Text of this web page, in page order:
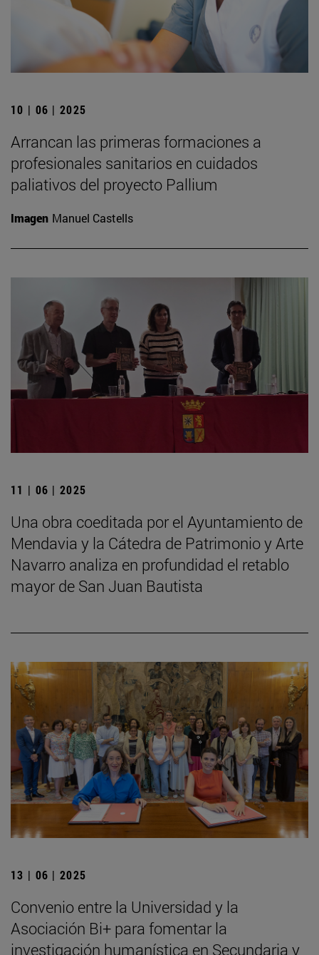
10 | 06 | 2025
Arrancan las primeras formaciones a
profesionales sanitarios en cuidados
paliativos del proyecto Pallium
Imagen Manuel Castells
11 | 06 | 2025
Una obra coeditada por el Ayuntamiento de
Mendavia y la Cátedra de Patrimonio y Arte
Navarro analiza en profundidad el retablo
mayor de San Juan Bautista
13 | 06 | 2025
Convenio entre la Universidad y la
Asociación Bi+ para fomentar la
investigación humanística en Secundaria y